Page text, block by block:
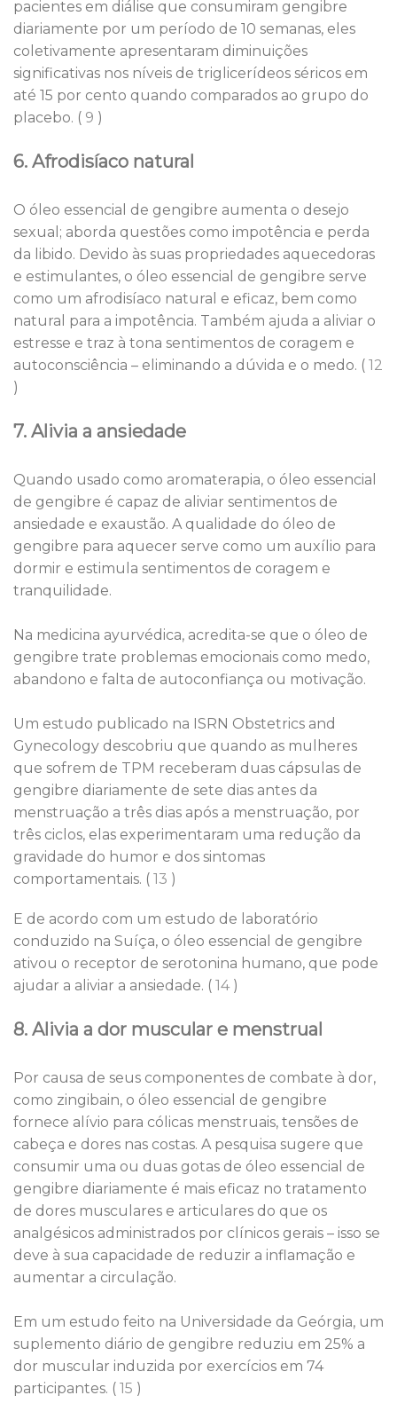
pacientes em diálise que consumiram gengibre
diariamente por um período de 10 semanas, eles
coletivamente apresentaram diminuições
significativas nos níveis de triglicerídeos séricos em
até 15 por cento quando comparados ao grupo do
placebo. ( 9 )
6. Afrodisíaco natural
O óleo essencial de gengibre aumenta o desejo
sexual; aborda questões como impotência e perda
da libido. Devido às suas propriedades aquecedoras
e estimulantes, o óleo essencial de gengibre serve
como um afrodisíaco natural e eficaz, bem como
natural para a impotência. Também ajuda a aliviar o
estresse e traz à tona sentimentos de coragem e
autoconsciência – eliminando a dúvida e o medo. ( 12
)
7. Alivia a ansiedade
Quando usado como aromaterapia, o óleo essencial
de gengibre é capaz de aliviar sentimentos de
ansiedade e exaustão. A qualidade do óleo de
gengibre para aquecer serve como um auxílio para
dormir e estimula sentimentos de coragem e
tranquilidade.
Na medicina ayurvédica, acredita-se que o óleo de
gengibre trate problemas emocionais como medo,
abandono e falta de autoconfiança ou motivação.
Um estudo publicado na ISRN Obstetrics and
Gynecology descobriu que quando as mulheres
que sofrem de TPM receberam duas cápsulas de
gengibre diariamente de sete dias antes da
menstruação a três dias após a menstruação, por
três ciclos, elas experimentaram uma redução da
gravidade do humor e dos sintomas
comportamentais. ( 13 )
E de acordo com um estudo de laboratório
conduzido na Suíça, o óleo essencial de gengibre
ativou o receptor de serotonina humano, que pode
ajudar a aliviar a ansiedade. ( 14)
8. Alivia a dor muscular e menstrual
Por causa de seus componentes de combate à dor,
como zingibain, o óleo essencial de gengibre
fornece alívio para cólicas menstruais, tensões de
cabeça e dores nas costas. A pesquisa sugere que
consumir uma ou duas gotas de óleo essencial de
gengibre diariamente é mais eficaz no tratamento
de dores musculares e articulares do que os
analgésicos administrados por clínicos gerais – isso se
deve à sua capacidade de reduzir a inflamação e
aumentar a circulação.
Em um estudo feito na Universidade da Geórgia, um
suplemento diário de gengibre reduziu em 25% a
dor muscular induzida por exercícios em 74
participantes. ( 15 )